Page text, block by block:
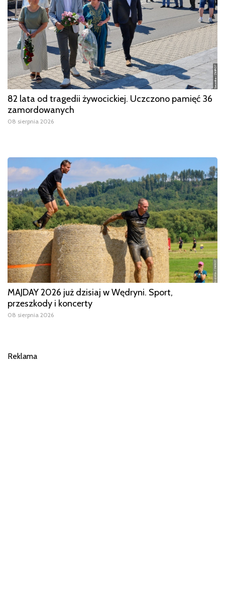
82 lata od tragedii żywocickiej. Uczczono pamięć 36
zamordowanych
08 sierpnia 2026
MAJDAY 2026 już dzisiaj w Wędryni. Sport,
przeszkody i koncerty
08 sierpnia 2026
Reklama